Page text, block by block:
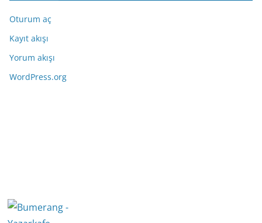
Oturum aç
Kayıt akışı
Yorum akışı
WordPress.org